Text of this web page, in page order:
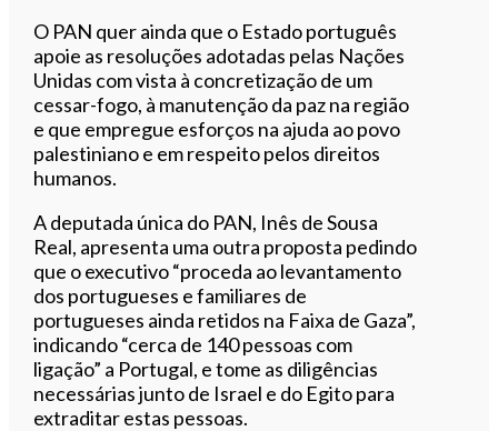
O PAN quer ainda que o Estado português
apoie as resoluções adotadas pelas Nações
Unidas com vista à concretização de um
cessar-fogo, à manutenção da paz na região
e que empregue esforços na ajuda ao povo
palestiniano e em respeito pelos direitos
humanos.
A deputada única do PAN, Inês de Sousa
Real, apresenta uma outra proposta pedindo
que o executivo “proceda ao levantamento
dos portugueses e familiares de
portugueses ainda retidos na Faixa de Gaza”,
indicando “cerca de 140 pessoas com
ligação” a Portugal, e tome as diligências
necessárias junto de Israel e do Egito para
extraditar estas pessoas.